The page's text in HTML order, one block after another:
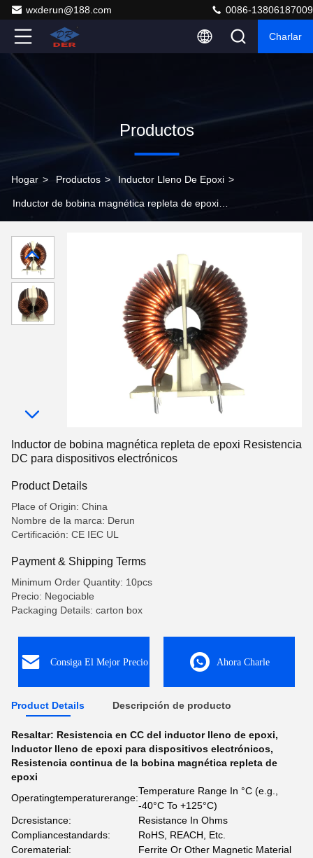
wxderun@188.com 0086-13806187009
Charlar
Productos
Hogar > Productos > Inductor Lleno De Epoxi >
Inductor de bobina magnética repleta de epoxi
Inductor de bobina magnética repleta de epoxi Resistencia
DC para dispositivos electrónicos
Product Details
Place of Origin: China
Nombre de la marca: Derun
Certificación: CE IEC UL
Payment & Shipping Terms
Minimum Order Quantity: 10pcs
Precio: Negociable
Packaging Details: carton box
Consiga El Mejor Precio Ahora Charle
Product Details Descripción de producto
Resaltar: Resistencia en CC del inductor lleno de epoxi,
Inductor lleno de epoxi para dispositivos electrónicos,
Resistencia continua de la bobina magnética repleta de
epoxi
Operatingtemperaturerange:
Temperature Range In °C (e.g.,
-40°C To +125°C)
Dcresistance:
Resistance In Ohms
Compliancestandards:
RoHS, REACH, Etc.
Corematerial:
Ferrite Or Other Magnetic Material